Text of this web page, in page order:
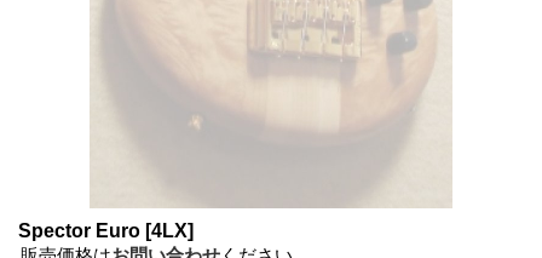
Spector Euro [4LX]